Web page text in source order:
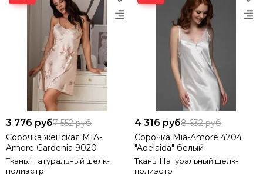
3 776 руб7 552 руб
Сорочка женская MIA-
Amore Gardenia 9020
Ткань: Натуральный шелк-
полиэстр
4 316 руб8 632 руб
Сорочка Mia-Amore 4704
"Adelaida" белый
Ткань: Натуральный шелк-
полиэстр